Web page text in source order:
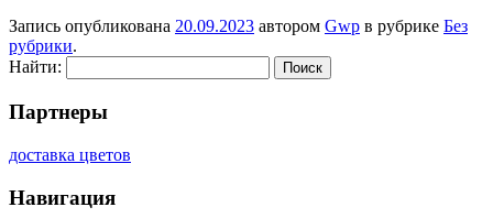
Запись опубликована 20.09.2023 автором Gwp в рубрике Без
рубрики.
Найти:
Партнеры
доставка цветов
Навигация